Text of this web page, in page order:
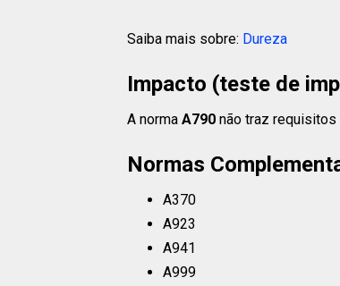
Saiba mais sobre: Dureza
Impacto (teste de
A norma A790 não traz requisitos
Normas
A370
A923
A941
A999